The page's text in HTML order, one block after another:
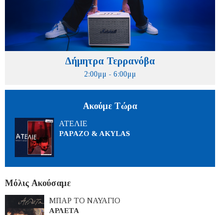
Δήμητρα Τερρανόβα
2:00μμ - 6:00μμ
Ακούμε Τώρα
ΑΤΕΛΙΕ
PAPAZO & AKYLAS
Μόλις Ακούσαμε
ΜΠΑΡ ΤΟ ΝΑΥΑΓΙΟ
ΑΡΛΕΤΑ